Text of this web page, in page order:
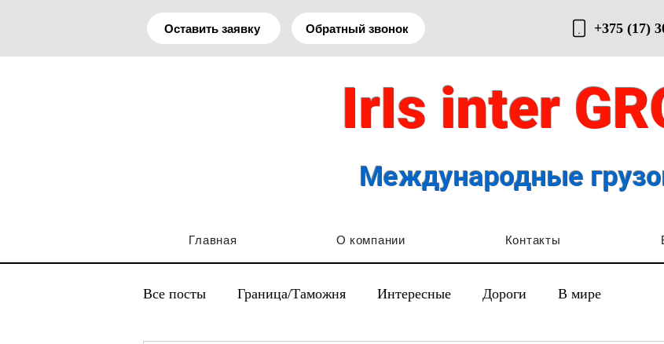
Оставить заявку Обратный звонок +375 (17)
IrIs inter
Международные
Главная О компании Контакты
Все посты Граница/Таможня Интересные Дороги В мире